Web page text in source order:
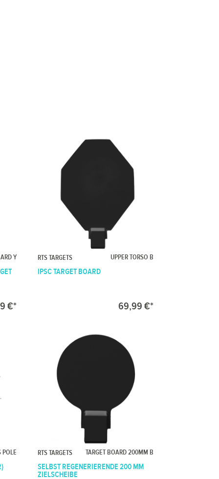
Y
€*
RTS TARGETS UPPER TORSO B
IPSC TARGET BOARD
69,99 €*
POLE RTS TARGETS TARGET BOARD 200MM B
SELBST REGENERIERENDE 200 MM
ZIELSCHEIBE